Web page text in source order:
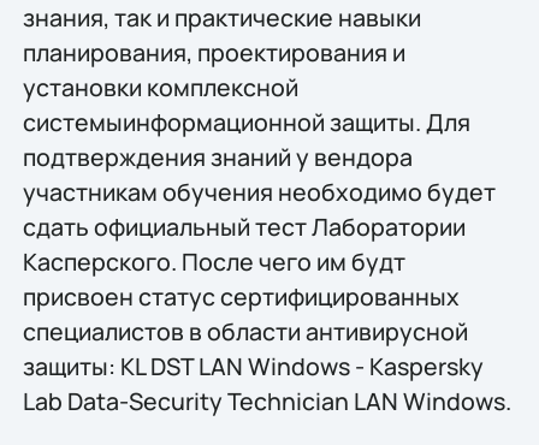
знания, так и практические навыки
планирования, проектирования и
установки комплексной
системыинформационной защиты. Для
подтверждения знаний у вендора
участникам обучения необходимо будет
сдать официальный тест Лаборатории
Касперского. После чего им будт
присвоен статус сертифицированных
специалистов в области антивирусной
защиты: KL DST LAN Windows - Kaspersky
Lab Data-Security Technician LAN Windows.